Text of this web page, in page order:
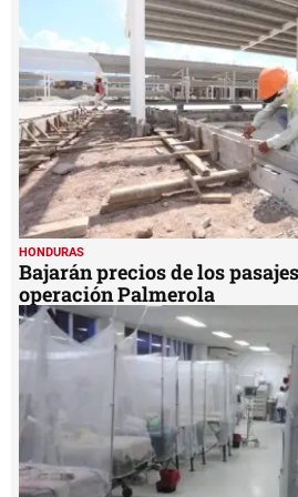
HONDURAS
Bajarán precios de los
operación Palmerola